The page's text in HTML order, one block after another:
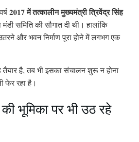
2017 में तत्कालीन मुख्यमंत्री त्रिवेंद्र सिंह
समिति की सौगात दी थी। हालांकि
और भवन निर्माण पूरा होने में लगभग एक
है, तब भी इसका संचालन शुरू न होना
फेर रहा है।
भूमिका पर भी उठ रहे